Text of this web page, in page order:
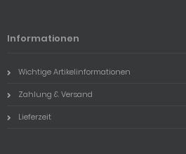
Informationen
Wichtige Artikelinformationen
Zahlung & Versand
Lieferzeit